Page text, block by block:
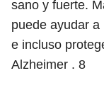
sano y fuerte.
puede ayudar a
e incluso
Alzheimer . 8